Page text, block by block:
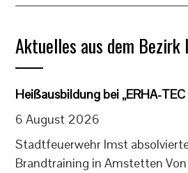
Aktuelles aus dem Bezirk
Heißausbildung bei „ERHA-
6 August 2026
Stadtfeuerwehr Imst
Brandtraining in Amstetten Von